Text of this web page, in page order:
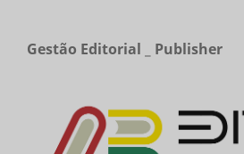
Gestão Editorial _ Publisher